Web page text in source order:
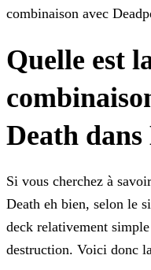
combinaison avec
Quelle est
Death
Si vous cherchez à
Death eh bien, selon le
deck relativement
destruction. Voici donc